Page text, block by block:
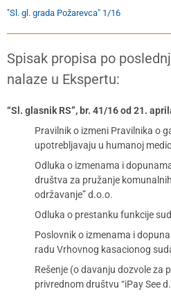
"Sl. gl. grada Požarevca" 1/16
Spisak propisa po
nalaze u Ekspertu:
“Sl. glasnik RS”, br. 41/16 od 21.
Pravilnik o izmeni Pravilnika o
upotrebljavaju u humanoj
Odluka o izmenama i
društva za pružanje
održavanje” d.o.o.
Odluka o prestanku funkcije
Poslovnik o izmenama i
radu Vrhovnog kasacionog
Rešenje (o davanju dozvole za
privrednom društvu “iPay See